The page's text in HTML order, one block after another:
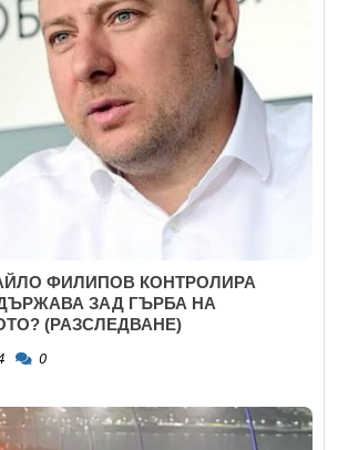
ФИЛИПОВ КОНТРОЛИРА
ЗАД ГЪРБА НА
(РАЗСЛЕДВАНЕ)
0